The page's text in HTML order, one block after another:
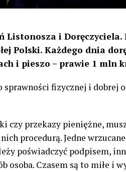
Listonosza i
Polski. Każdego dnia
i pieszo – prawie 1 mln
fizycznej i dobrej
czy przekazy pieniężne,
procedurą. Jedne
poświadczyć podpisem,
osoba. Czasem są to miłe i